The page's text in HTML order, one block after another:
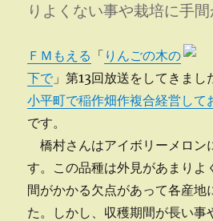
りよくない事や栽培に手
ＦＭもえる 「 りんごの木の
下で」第13回放送をしてきまし
小平町で稲作畑作複合経営して
です。
橋村さんはアイボリーメロン
す。この品種は外見があまりよ
間がかかる欠点があって各産地
た。しかし、収穫期間が長い事